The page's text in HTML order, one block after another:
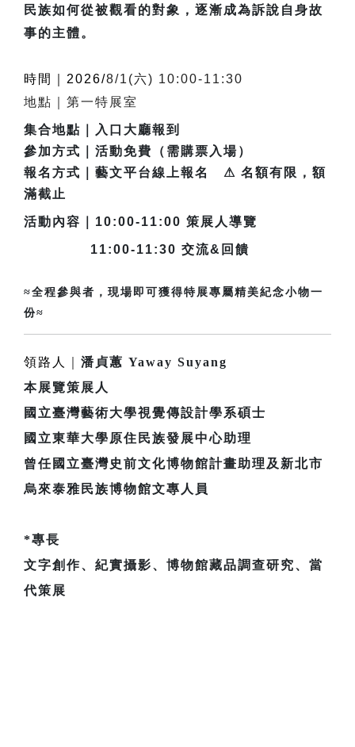
民族如何從被觀看的對象，逐漸成為訴說自身故
事的主體。
時間｜2026/8/1(六) 10:00-11:30
地點｜第一特展室
集合地點｜入口大廳報到
參加方式｜活動免費（需購票入場）
報名方式｜藝文平台線上報名 ⚠ 名額有限，額
滿截止
活動內容｜10:00-11:00 策展人導覽
11:00-11:30 交流&回饋
≈全程參與者，現場即可獲得特展專屬精美紀念小物一
份≈
領路人
潘貞蕙 Yaway Suyang
本展覽策展人
國立臺灣藝術大學視覺傳設計學系碩士
國立東華大學原住民族發展中心助理
曾任國立臺灣史前文化博物館計畫助理及新北市
烏來泰雅民族博物館文專人員
*專長
文字創作、紀實攝影、博物館藏品調查研究、當
代策展